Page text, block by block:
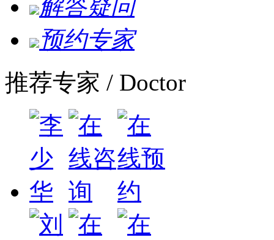
解答疑问
预约专家
推荐专家 / Doctor